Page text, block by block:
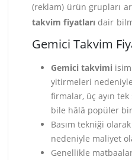
(reklam) ürün grupları
takvim fiyatları dair
Gemici Takvim
Gemici takvimi
yitirmeleri nedeniyle
firmalar, üç ayın
bile hâlâ popüler
Basım tekniği
nedeniyle maliyet
Genellikle